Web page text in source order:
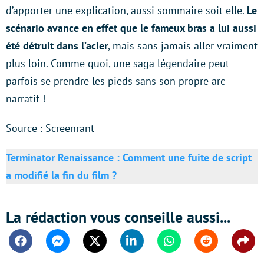
d’apporter une explication, aussi sommaire soit-elle. Le
scénario avance en effet que le fameux bras a lui aussi
été détruit dans l’acier, mais sans jamais aller vraiment
plus loin. Comme quoi, une saga légendaire peut
parfois se prendre les pieds sans son propre arc
narratif !
Source : Screenrant
Terminator Renaissance : Comment une fuite de script
a modifié la fin du film ?
La rédaction vous conseille aussi...
FacebookMessengerTwitter Linkedin WhatsappReddit